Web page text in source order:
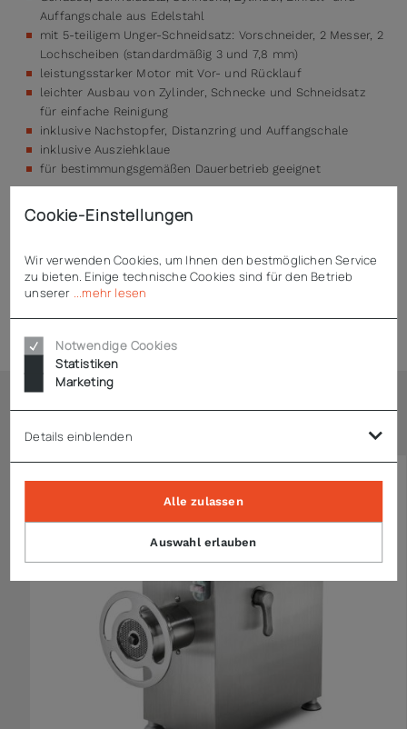
Auffangschale aus Edelstahl
mit 5-teiligem Unger-Schneidsatz: Vorschneider, 2 Messer, 2
Lochscheiben (standardmäßig 3 und 7,8 mm)
leistungsstarker Motor mit Vor- und Rücklauf
leichter Ausbau von Zylinder, Schnecke und Schneidsatz
für einfache Reinigung
inklusive Nachstopfer, Distanzring und Auffangschale
inklusive Ausziehklaue
für bestimmungsgemäßen Dauerbetrieb geeignet
Zubehör
Cookie-Einstellungen
Wir verwenden Cookies, um Ihnen den bestmöglichen Service
zu bieten. Einige technische Cookies sind für den Betrieb
unserer ...mehr lesen
Notwendige Cookies
Statistiken
Marketing
Details einblenden
Auswahl erlauben
Alle zulassen